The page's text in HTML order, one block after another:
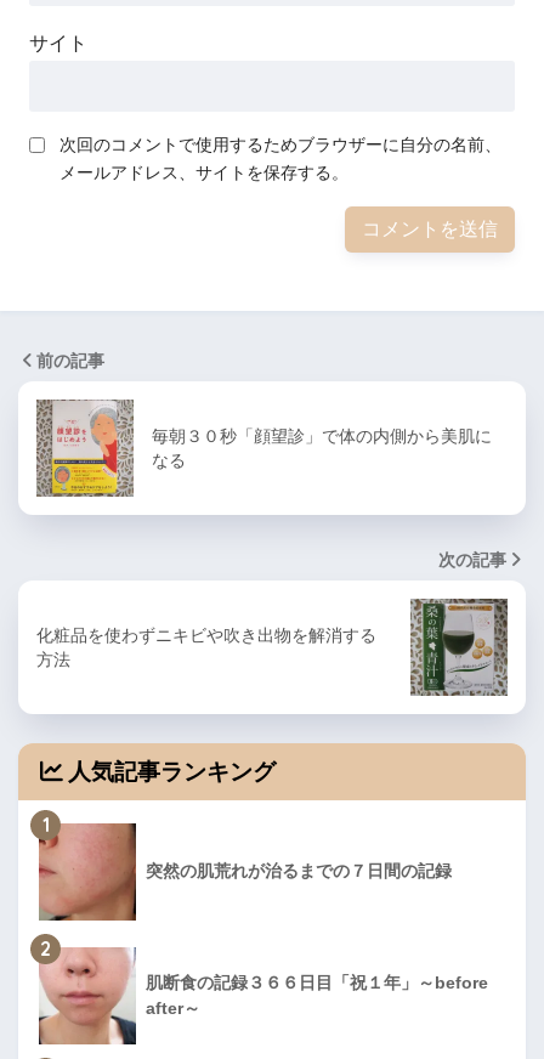
サイト
次回のコメントで使用するためブラウザーに自分の名前、
メールアドレス、サイトを保存する。
前の記事
毎朝３０秒「顔望診」で体の内側から美肌に
なる
次の記事
化粧品を使わずニキビや吹き出物を解消する
方法
人気記事ランキング
1
突然の肌荒れが治るまでの７日間の記録
2
肌断食の記録３６６日目「祝１年」～before
after～